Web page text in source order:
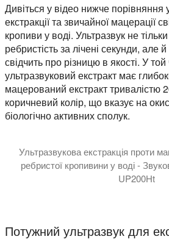
Дивіться у відео нижче порівняння
екстракції та звичайної мацерації
кропиви у воді. Ультразвук не
ребристість за лічені секунди, але
свідчить про різницю в якості. У
ультразвуковий екстракт має
мацерований екстракт тривалістю
коричневий колір, що вказує на
біологічно активних сполук.
Ультразвукова екстракція проти
ребристої кропивини у воді -
UP200Ht
Потужний ультразвук для